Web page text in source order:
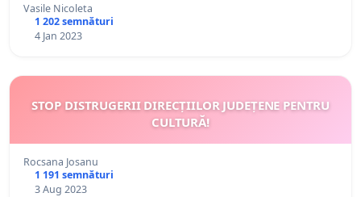
Vasile Nicoleta
1 202 semnături
4 Jan 2023
STOP DISTRUGERII DIRECȚIILOR JUDEȚENE PENTRU
CULTURĂ!
Rocsana Josanu
1 191 semnături
3 Aug 2023